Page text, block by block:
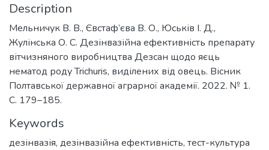
Description
Мельничук В. В., Євстаф’єва В. О., Юськів І. Д.,
Жулінська О. С. Дезінвазійна ефективність препарату
вітчизняного виробництва Дезсан щодо яєць
нематод роду Trichuris, виділених від овець. Вісник
Полтавської державної аграрної академії. 2022. № 1.
С. 179–185.
Keywords
дезінвазія, дезінвазійна ефективність, тест-культура